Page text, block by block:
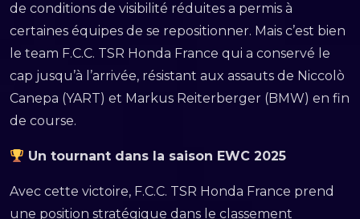
de conditions de visibilité réduites a permis à
certaines équipes de se repositionner. Mais c’est bien
le team F.C.C. TSR Honda France qui a conservé le
cap jusqu’à l’arrivée, résistant aux assauts de Niccolò
Canepa (YART) et Markus Reiterberger (BMW) en fin
de course.
Un tournant dans la saison EWC 2025
Avec cette victoire, F.C.C. TSR Honda France prend
une position stratégique dans le classement